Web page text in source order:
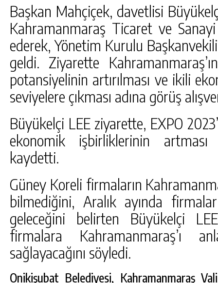
Başkan Mahçiçek, davetlisi
Kahramanmaraş Ticaret ve Sanayi
ederek, Yönetim Kurulu
geldi. Ziyarette
potansiyelinin artırılması ve ikili
seviyelere çıkması adına görüş
Büyükelçi LEE ziyarette, EXPO
ekonomik işbirliklerinin
kaydetti.
Güney Koreli firmaların
bilmediğini, Aralık ayında
geleceğini belirten Büyükelçi
firmalara Kahramanmaraş’ı
sağlayacağını söyledi.
Onikişubat Belediyesi, Kahramanmaraş